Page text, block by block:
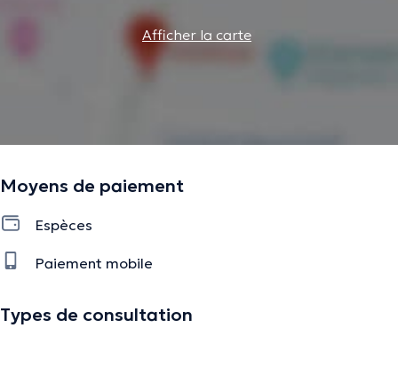
Afficher la carte
Moyens de paiement
Espèces
Paiement mobile
Types de consultation